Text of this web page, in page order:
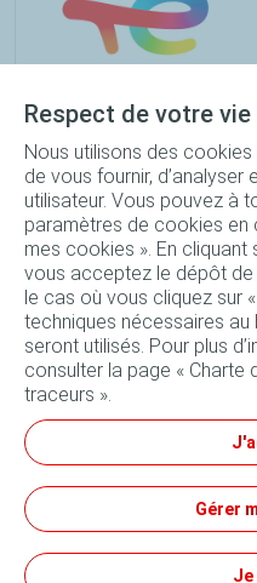
Forfait vidange Quartz 4X4
+ Main d'oeuvre
176TND
Suivez-
Conditions
Données
Conditions
Respect de votre vie
Nous utilisons des
de vous fournir,
utilisateur. Vous pouvez à
paramètres de cookies en
mes cookies ». En cliquant
vous acceptez le dépôt de
le cas où vous cliquez sur
techniques nécessaires
seront utilisés. Pour plus
consulter la page « Charte
traceurs ».
Gérer
Je